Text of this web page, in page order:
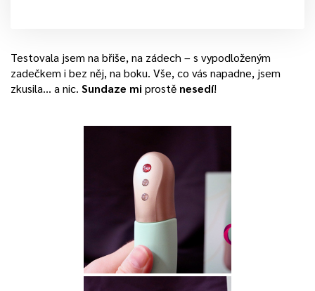
Testovala jsem na břiše, na zádech – s vypodloženým
zadečkem i bez něj, na boku. Vše, co vás napadne, jsem
zkusila… a nic. Sundaze mi prostě nesedí!